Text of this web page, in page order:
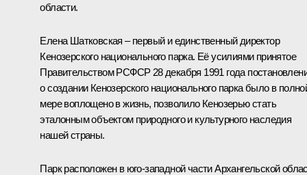
области.
Елена Шатковская – первый и единственный директор
Кенозерского национального парка. Её усилиями принятое
Правительством РСФСР 28 декабря 1991 года
о создании Кенозерского национального парка было в
мере воплощено в жизнь, позволило Кенозерью стать
эталонным объектом природного и культурного наследия
нашей страны.
Парк расположен в юго-западной части Архангельской